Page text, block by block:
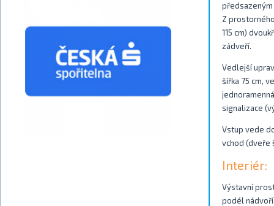
předsazeným
Z
115 cm)
zádveří.
Vedlejší
šířka 75 cm,
signalizace
Vstup vede
vchod (dveře
Interiér:
Výstavní
podél